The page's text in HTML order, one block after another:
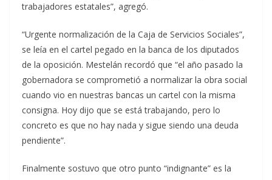
trabajadores estatales”, agregó.
“Urgente normalización de la Caja de Servicios Sociales”,
se leía en el cartel pegado en la banca de los diputados
de la oposición. Mestelán recordó que “el año pasado la
gobernadora se comprometió a normalizar la obra social
cuando vio en nuestras bancas un cartel con la misma
consigna. Hoy dijo que se está trabajando, pero lo
concreto es que no hay nada y sigue siendo una deuda
pendiente”.
Finalmente sostuvo que otro punto “indignante” es la